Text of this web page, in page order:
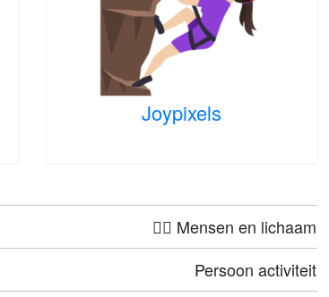
Joypixels
🤦‍♀️ Mensen en lichaam
Persoon activiteit